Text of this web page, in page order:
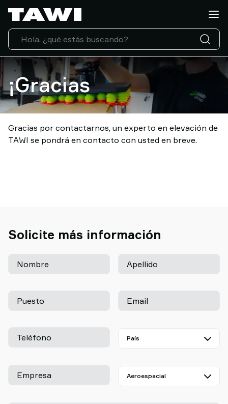
¡Gracias
Gracias por contactarnos, un experto en elevación de
TAWI se pondrá en contacto con usted en breve.
Solicite más información
Nombre Apellido
Puesto Email
Teléfono
Empresa
¿Qué
tipo
de
carga
necesita
manipular?
Soluciones
Sectores
Servicio
Técnico
Casos
TAWI